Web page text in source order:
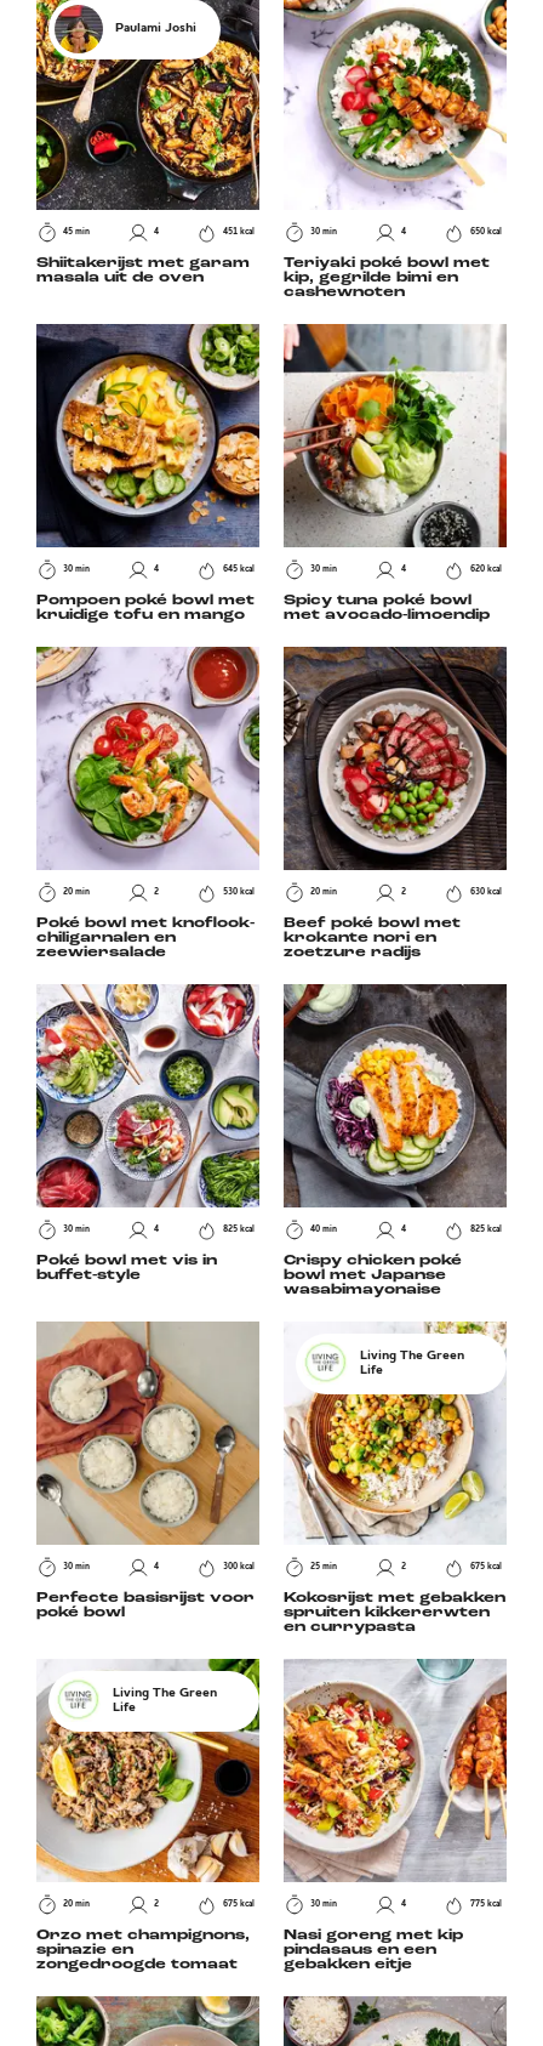
Paulami Joshi
45 min 4 451 kcal
Shiitakerijst met garam
masala uit de oven
30 min 4 650 kcal
Teriyaki poké bowl met
kip, gegrilde bimi en
cashewnoten
30 min 4 645 kcal
Pompoen poké bowl met
kruidige tofu en mango
30 min 4 620 kcal
Spicy tuna poké bowl
met avocado-limoendip
20 min 2 530 kcal
Poké bowl met knoflook-
chiligarnalen en
zeewiersalade
20 min 2 630 kcal
Beef poké bowl met
krokante nori en
zoetzure radijs
30 min 4 825 kcal
Poké bowl met vis in
buffet-style
40 min 4 825 kcal
Crispy chicken poké
bowl met Japanse
wasabimayonaise
30 min 4 300 kcal
Perfecte basisrijst voor
poké bowl
Living The Green
Life
25 min 2 675 kcal
Kokosrijst met gebakken
spruiten kikkererwten
en currypasta
Living The Green
Life
20 min 2 675 kcal
Orzo met champignons,
spinazie en
zongedroogde tomaat
30 min 4 775 kcal
Nasi goreng met kip
pindasaus en een
gebakken eitje